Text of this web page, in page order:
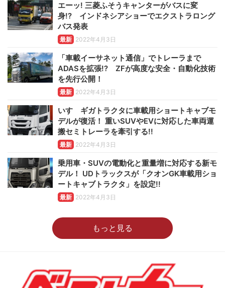
エーッ! 三菱ふそうキャンターがバスに変
身!? インドネシアショーでエクストラロング
バス発表
最新 2022年4月3日
「車載イーサネット通信」でトレーラまで
ADASを拡張!? ZFが高度な安全・自動化技術
を先行公開！
最新 2022年4月3日
いすゞギガトラクタに車載用ショートキャブモ
デルが復活！ 重いSUVやEVに対応した車両運
搬セミトレーラを牽引する!!
最新 2022年4月3日
乗用車・SUVの電動化と重量増に対応する新モ
デル！ UDトラックスが「クオンGK車載用ショ
ートキャブトラクタ」を設定!!
最新 2022年4月3日
もっと見る